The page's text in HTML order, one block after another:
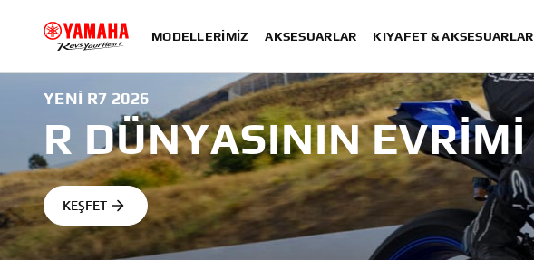
MODELLERIMIZ AKSESUARLAR KIYAFET & AKSESUARLAR
YENI R7 2026
R DÜNYASININ EVRIMI
KEŞFET